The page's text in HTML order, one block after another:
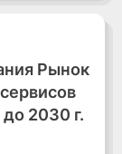
Рынок
2030 г.